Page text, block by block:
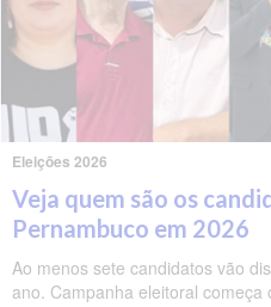
Eleições 2026
Veja quem são os
Pernambuco em 2026
Ao menos sete candidatos vão
ano. Campanha eleitoral começa